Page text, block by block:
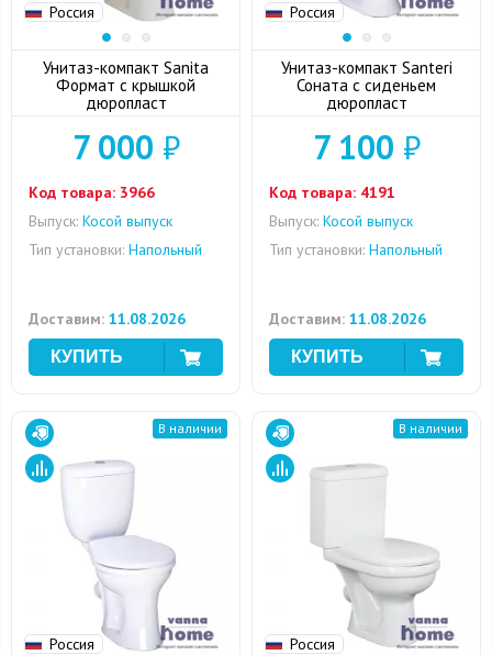
Россия
Унитаз-компакт Sanita
Формат с крышкой
дюропласт
7 000 ₽
Код товара: 3966
Выпуск: Косой выпуск
Тип установки: Напольный
Доставим: 11.08.2026
Россия
Унитаз-компакт Santeri
Соната с сиденьем
дюропласт
7 100 ₽
Код товара: 4191
Выпуск: Косой выпуск
Тип установки: Напольный
Доставим: 11.08.2026
Россия
В наличии
Россия
В наличии